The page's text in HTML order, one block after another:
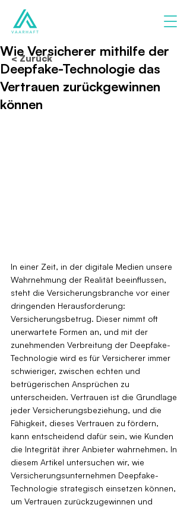
Wie Versicherer mithilfe der
Deepfake-Technologie das
Vertrauen zurückgewinnen
können
In einer Zeit, in der digitale Medien unsere
Wahrnehmung der Realität beeinflussen,
steht die Versicherungsbranche vor einer
dringenden Herausforderung:
Versicherungsbetrug. Dieser nimmt oft
unerwartete Formen an, und mit der
zunehmenden Verbreitung der Deepfake-
Technologie wird es für Versicherer immer
schwieriger, zwischen echten und
betrügerischen Ansprüchen zu
unterscheiden. Vertrauen ist die Grundlage
jeder Versicherungsbeziehung, und die
Fähigkeit, dieses Vertrauen zu fördern,
kann entscheidend dafür sein, wie Kunden
die Integrität ihrer Anbieter wahrnehmen. In
diesem Artikel untersuchen wir, wie
Versicherungsunternehmen Deepfake-
Technologie strategisch einsetzen können,
um Vertrauen zurückzugewinnen und
< Zurück